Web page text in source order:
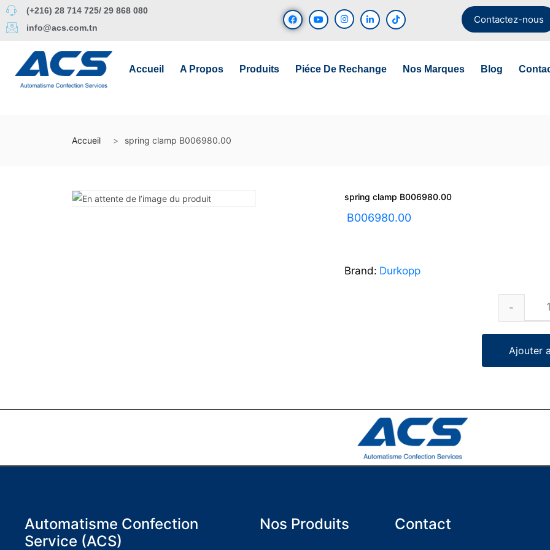
(+216) 28 714 725/ 29 868 080
info@acs.com.tn
Contactez-nous
Accueil A Propos Produits Piéce De Rechange Nos Marques Blog
Accueil spring clamp B006980.00
spring clamp B006980.00
B006980.00
Brand: Durkopp
Ajouter
Automatisme Confection
Service (ACS)
Nos Produits Contact